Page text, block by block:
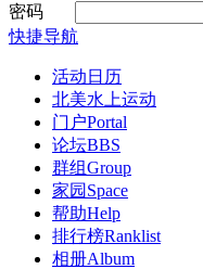
密码
快捷导航
活动日历
北美水上运动
门户Portal
论坛BBS
群组Group
家园 Space
帮助Help
排行榜Ranklist
相册Album